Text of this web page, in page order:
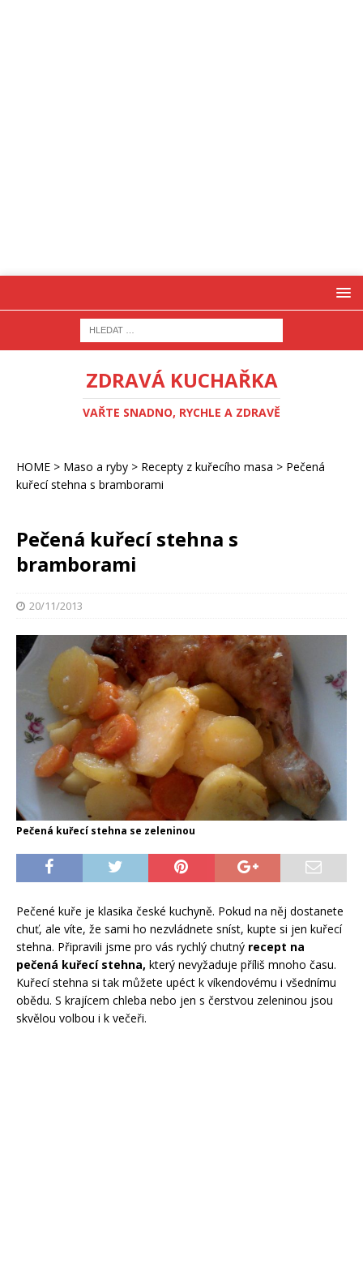
ZDRAVÁ KUCHAŘKA
VAŘTE SNADNO, RYCHLE A ZDRAVĚ
HOME > Maso a ryby > Recepty z kuřecího masa > Pečená
kuřecí stehna s bramborami
Pečená kuřecí stehna s
bramborami
20/11/2013
Pečená kuřecí stehna se zeleninou
Pečené kuře je klasika české kuchyně. Pokud na něj dostanete
chuť, ale víte, že sami ho nezvládnete sníst, kupte si jen kuřecí
stehna. Připravili jsme pro vás rychlý chutný recept na
pečená kuřecí stehna, který nevyžaduje příliš mnoho času.
Kuřecí stehna si tak můžete upéct k víkendovému i všednímu
obědu. S krajícem chleba nebo jen s čerstvou zeleninou jsou
skvělou volbou i k večeři.